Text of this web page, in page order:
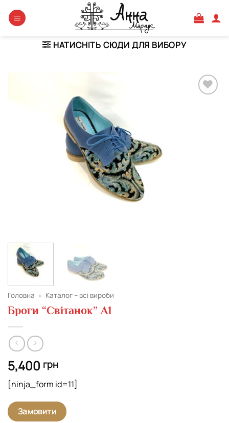
НАТИСНІТЬ СЮДИ ДЛЯ ВИБОРУ
Головна » Каталог – всі вироби
Броги “Світанок” А1
5,400 грн
[ninja_form id=11]
Замовити